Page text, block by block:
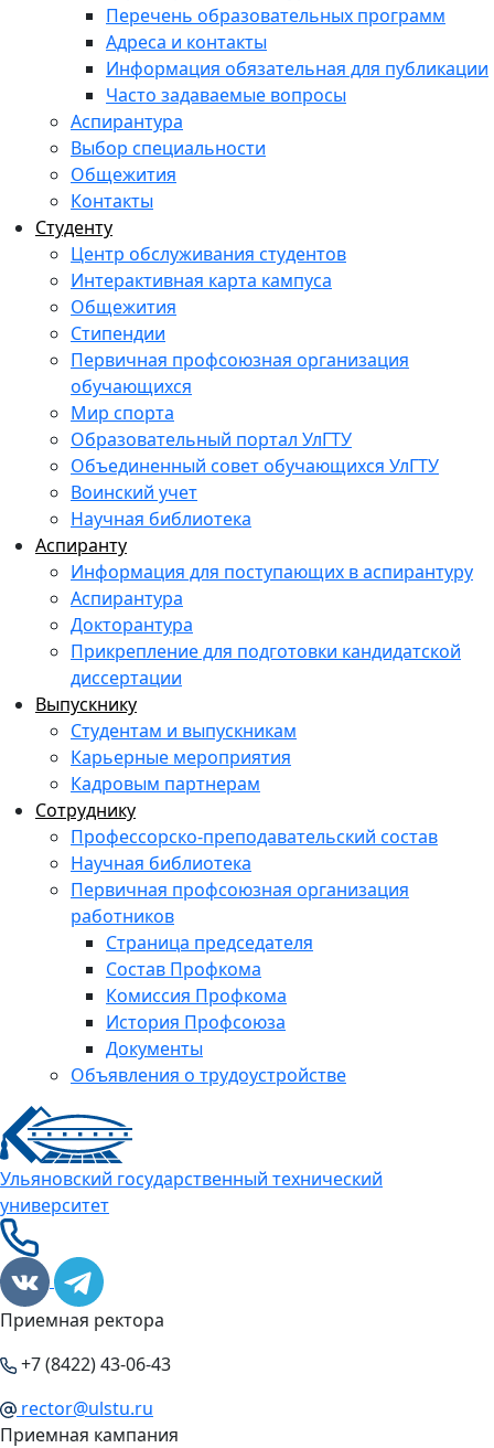
Перечень образовательных программ
Адреса и контакты
Информация обязательная для публикации
Часто задаваемые вопросы
Аспирантура
Выбор специальности
Общежития
Контакты
Студенту
Центр обслуживания студентов
Интерактивная карта кампуса
Общежития
Стипендии
Первичная профсоюзная организация
обучающихся
Мир спорта
Образовательный портал УлГТУ
Объединенный совет обучающихся УлГТУ
Воинский учет
Научная библиотека
Аспиранту
Информация для поступающих в аспирантуру
Аспирантура
Докторантура
Прикрепление для подготовки кандидатской
диссертации
Выпускнику
Студентам и выпускникам
Карьерные мероприятия
Кадровым партнерам
Сотруднику
Профессорско-преподавательский состав
Научная библиотека
Первичная профсоюзная организация
работников
Страница председателя
Состав Профкома
Комиссия Профкома
История Профсоюза
Документы
Объявления о трудоустройстве
Ульяновский государственный технический
университет
Приемная ректора
+7 (8422) 43-06-43
rector@ulstu.ru
Приемная кампания